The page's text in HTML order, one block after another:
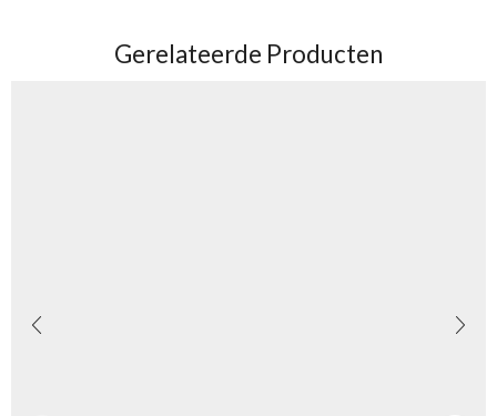
Gerelateerde Producten